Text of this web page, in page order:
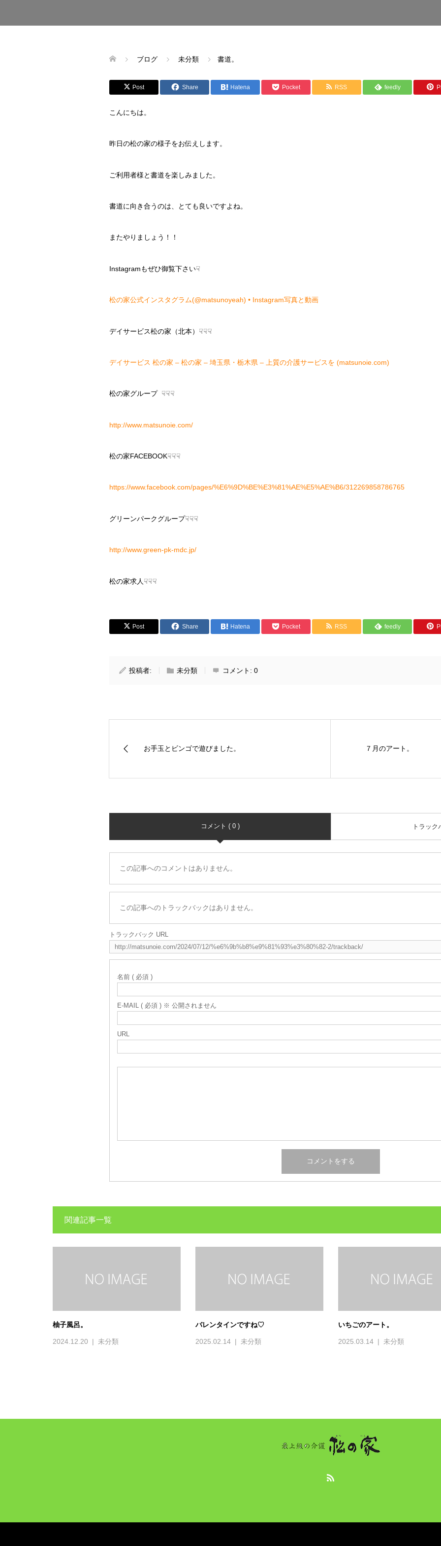
ブログ 未分類 書道。
Post Share Hatena Pocket RSS feedly
こんにちは。
昨日の松の家の様子をお伝えします。
ご利用者様と書道を楽しみました。
書道に向き合うのは、とても良いですよね。
またやりましょう！！
Instagramもぜひ御覧下さい☟
松の家公式インスタグラム(@matsunoyeah) • Instagram写真と動画
デイサービス松の家（北本）☟☟☟
デイサービス 松の家 – 松の家 – 埼玉県・栃木県 – 上質の介護サービスを (matsunoie.com)
松の家グループ ☟☟☟
http://www.matsunoie.com/
松の家FACEBOOK☟☟☟
https://www.facebook.com/pages/%E6%9D%BE%E3%81%AE%E5%AE%B6/312269858786765
グリーンパークグループ☟☟☟
http://www.green-pk-mdc.jp/
松の家求人☟☟☟
Post Share Hatena Pocket RSS feedly
投稿者: 未分類 コメント: 0
お手玉とビンゴで遊びました。 ７月のアート。
コメント ( 0 ) トラック
この記事へのコメントはありません。
この記事へのトラックバックはありません。
トラックバック URL
名前 ( 必須 )
E-MAIL ( 必須 ) ※ 公開されません
URL
関連記事一覧
柚子風呂。
2024.12.20 未分類
バレンタインですね♡
2025.02.14 未分類
いちごのアート。
2025.03.14 未分類